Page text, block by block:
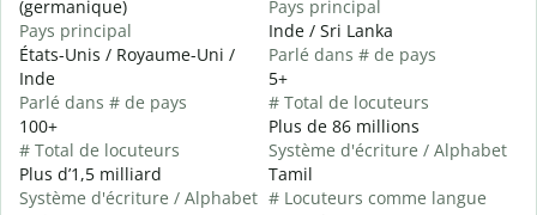
(germanique)
Pays principal
États-Unis / Royaume-Uni /
Inde
Parlé dans # de pays
100+
# Total de locuteurs
Plus d’1,5 milliard
Système d'écriture / Alphabet
Pays principal
Inde / Sri Lanka
Parlé dans # de pays
5+
# Total de locuteurs
Plus de 86 millions
Système d'écriture / Alphabet
Tamil
# Locuteurs comme langue